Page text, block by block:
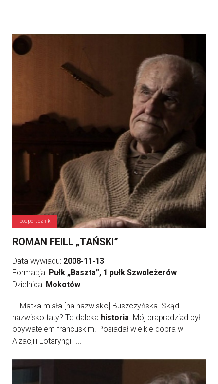
podporucznik
ROMAN FEILL „TAŃSKI”
Data wywiadu: 2008-11-13
Formacja: Pułk „Baszta”, 1 pułk Szwoleżerów
Dzielnica: Mokotów
... Matka miała [na nazwisko] Buszczyńska. Skąd
nazwisko taty? To daleka historia. Mój prapradziad był
obywatelem francuskim. Posiadał wielkie dobra w
Alzacji i Lotaryngii, ...